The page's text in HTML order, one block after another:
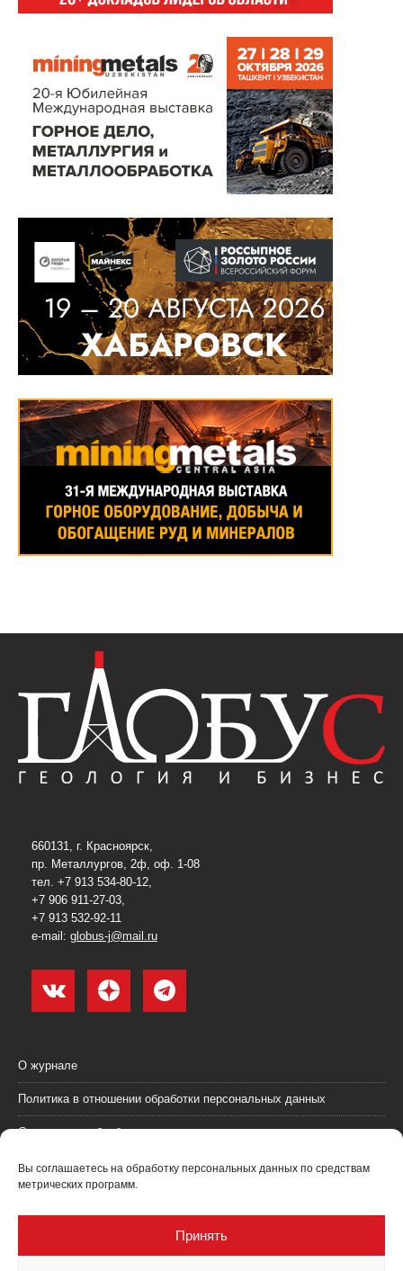
Вы соглашаетесь на обработку персональных данных по средствам
метрических программ.
Принять
660131, г. Красноярск,
пр. Металлургов, 2ф, оф. 1-08
тел. +7 913 534-80-12,
+7 906 911-27-03,
+7 913 532-92-11
e-mail: globus-j@mail.ru
О журнале
Политика в отношении обработки персональных данных
Согласие на обработку персональных данных
Пользовательское соглашение (оферта)